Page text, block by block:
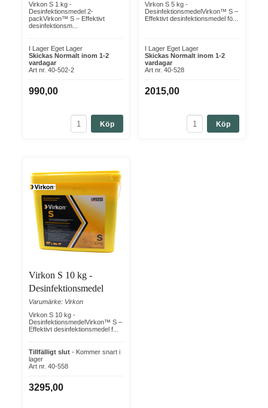
Virkon S 1 kg -
Desinfektionsmedel 2-
packVirkon™ S – Effektivt
desinfektionsm...
I Lager Eget Lager
Skickas Normalt inom 1-2
vardagar
Art nr. 40-502-2
990,00
Köp
Virkon S 5 kg -
DesinfektionsmedelVirkon™ S –
Effektivt desinfektionsmedel fö...
I Lager Eget Lager
Skickas Normalt inom 1-2
vardagar
Art nr. 40-528
2015,00
Köp
Virkon S 10 kg -
Desinfektionsmedel
Varumärke: Virkon
Virkon S 10 kg -
DesinfektionsmedelVirkon™ S –
Effektivt desinfektionsmedel f...
Tillfälligt slut - Kommer snart i
lager
Art nr. 40-558
3295,00